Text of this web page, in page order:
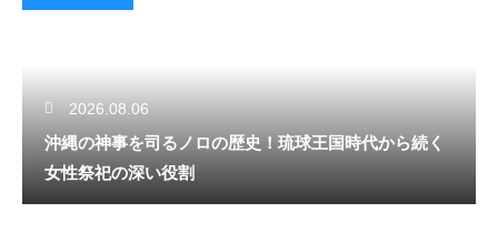
2026.08.06
沖縄の神事を司るノロの歴史！琉球王国時代から続く
女性祭祀の深い役割